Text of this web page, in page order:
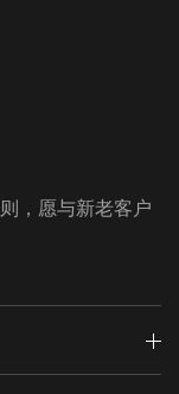
，愿与新老客户